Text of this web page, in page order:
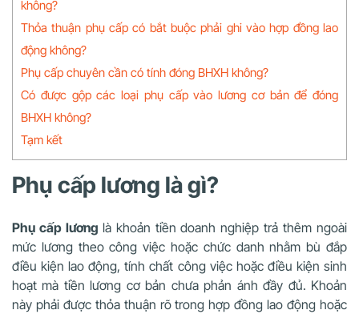
không?
Thỏa thuận phụ cấp có bắt buộc phải ghi vào hợp đồng lao
động không?
Phụ cấp chuyên cần có tính đóng BHXH không?
Có được gộp các loại phụ cấp vào lương cơ bản để đóng
BHXH không?
Tạm kết
Phụ cấp lương là gì?
Phụ cấp lương là khoản tiền doanh nghiệp trả thêm ngoài
mức lương theo công việc hoặc chức danh nhằm bù đắp
điều kiện lao động, tính chất công việc hoặc điều kiện sinh
hoạt mà tiền lương cơ bản chưa phản ánh đầy đủ. Khoản
này phải được thỏa thuận rõ trong hợp đồng lao động hoặc